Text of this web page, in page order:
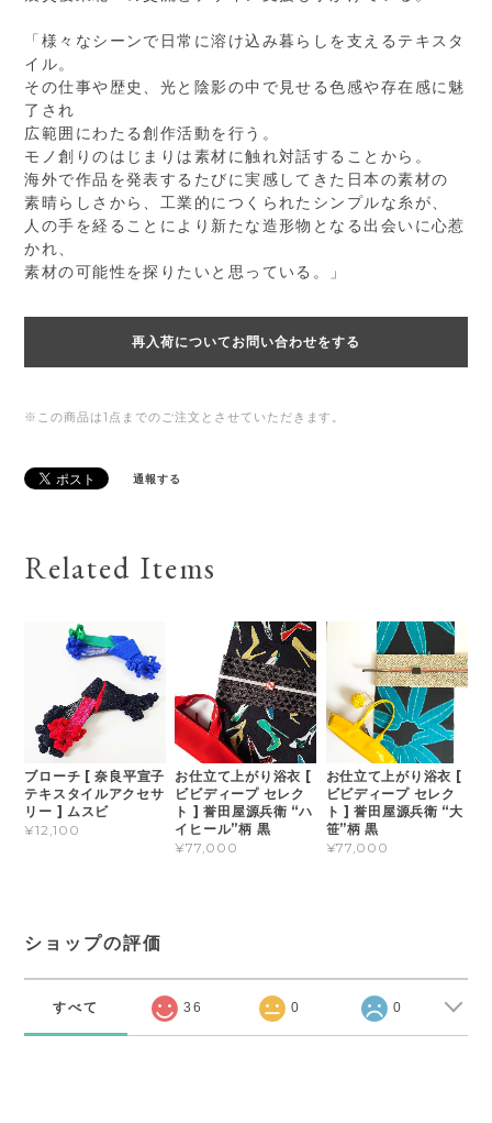
「様々なシーンで日常に溶け込み暮らしを支えるテキスタ
イル。
その仕事や歴史、光と陰影の中で見せる色感や存在感に魅
了され
広範囲にわたる創作活動を行う。
モノ創りのはじまりは素材に触れ対話することから。
海外で作品を発表するたびに実感してきた日本の素材の
素晴らしさから、工業的につくられたシンプルな糸が、
人の手を経ることにより新たな造形物となる出会いに心惹
かれ、
素材の可能性を探りたいと思っている。」
再入荷についてお問い合わせをする
※この商品は1点までのご注文とさせていただきます。
通報する
Related Items
ブローチ [ 奈良平宣子
テキスタイルアクセサ
リー ] ムスビ
¥12,100
お仕立て上がり浴衣 [
ビビディープ セレク
ト ] 誉田屋源兵衛 “ハ
イヒール”柄 黒
¥77,000
お仕立て上がり浴衣 [
ビビディープ セレク
ト ] 誉田屋源兵衛 “大
笹”柄 黒
¥77,000
ショップの評価
すべて 36 0 0